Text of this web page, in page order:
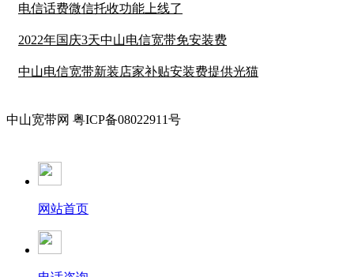
电信话费微信托收功能上线了
2022年国庆3天中山电信宽带免安装费
中山电信宽带新装店家补贴安装费提供光猫
中山宽带网 粤ICP备08022911号
网站首页